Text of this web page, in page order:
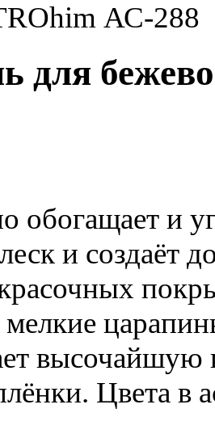
АС-288
для
обогащает и
и создаёт
высочайшую
Цвета в